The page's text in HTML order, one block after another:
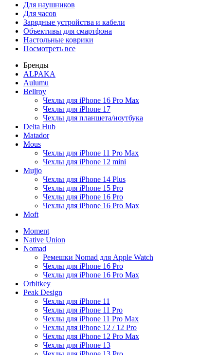
Для наушников
Для часов
Зарядные устройства и кабели
Объективы для смартфона
Настольные коврики
Посмотреть все
Бренды
ALPAKA
Aulumu
Bellroy
Чехлы для iPhone 16 Pro Max
Чехлы для iPhone 17
Чехлы для планшета/ноутбука
Delta Hub
Matador
Mous
Чехлы для iPhone 11 Pro Max
Чехлы для iPhone 12 mini
Mujjo
Чехлы для iPhone 14 Plus
Чехлы для iPhone 15 Pro
Чехлы для iPhone 16 Pro
Чехлы для iPhone 16 Pro Max
Moft
Moment
Native Union
Nomad
Ремешки Nomad для Apple Watch
Чехлы для iPhone 16 Pro
Чехлы для iPhone 16 Pro Max
Orbitkey
Peak Design
Чехлы для iPhone 11
Чехлы для iPhone 11 Pro
Чехлы для iPhone 11 Pro Max
Чехлы для iPhone 12 / 12 Pro
Чехлы для iPhone 12 Pro Max
Чехлы для iPhone 13